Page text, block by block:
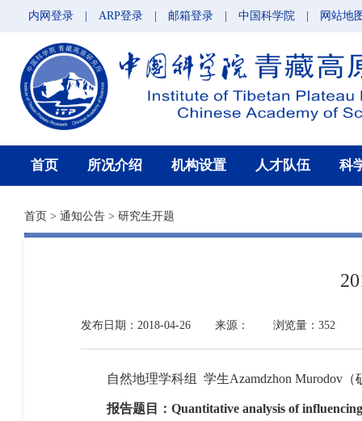
内网登录 ARP登录 邮箱登录 中国科学院 网站地
首页 所况介绍 机构设置 人才队伍 科
首页 > 通知公告 > 研究生开题
发布日期：2018-04-26 来源： 浏览量：352
自然地理学科组 学生Azamdzhon Murodov
报告题目： Quantitative analysis of